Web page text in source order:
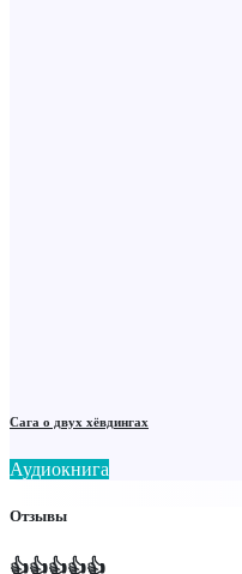
Сага о двух хёвдингах
Аудиокнига
Отзывы
👍👍👍👍👍